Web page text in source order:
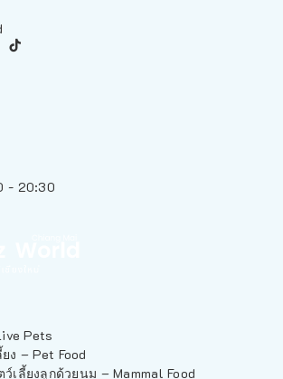
- 20:30
Pets
ง – Pet Food
เลี้ยงลูกด้วยนม – Mammal Food